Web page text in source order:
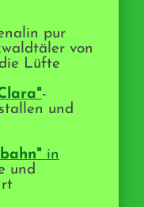
pur
von
Lüfte
-
und
in
und